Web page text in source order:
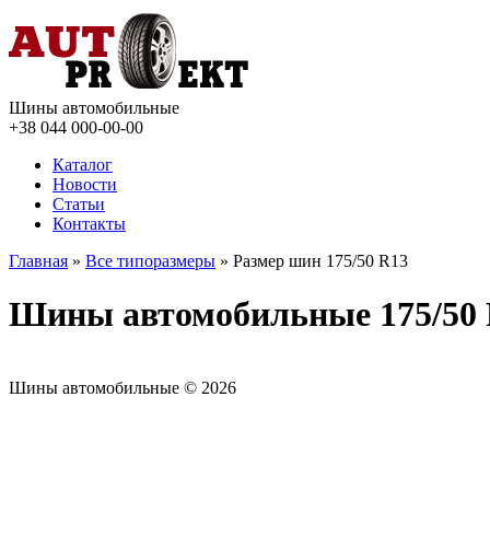
Шины автомобильные
+38 044 000-00-00
Каталог
Новости
Статьи
Контакты
Главная » Все типоразмеры » Размер шин 175/50 R13
Шины автомобильные 175/50
Шины автомобильные © 2026